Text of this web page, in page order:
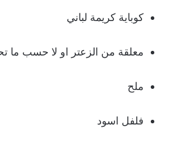
كوباية كريمة لباني
معلقة من الزعتر او لا حسب ما
ملح
فلفل اسود